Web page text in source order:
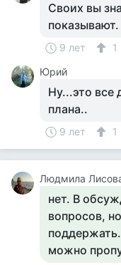
Своих вы
показывают.
9 лет
1
Юрий
Ну...это все
плана..
9 лет 1
Людмила
нет. В
вопросов,
можно